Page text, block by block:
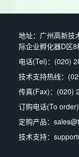
地址：广州高新技
际企业孵化器D区8
电话(Tel)：(020)
技术支持热线：
传真(Fax)：(020)
订购电话(To
定购产品：
技术支持：